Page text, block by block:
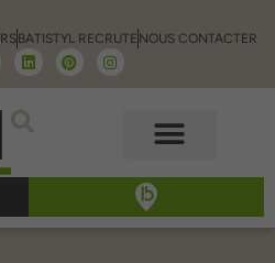
BATISTYL RECRUTE NOUS CONTACTER